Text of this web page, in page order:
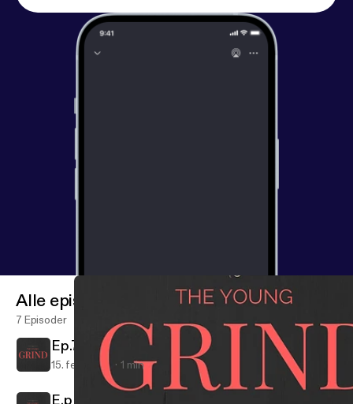
Alle episoder
7 Episoder
Ep.7 Are books the cheat code for life?
15. feb. 2018 1 min
E.p 6 The first step you need to make when